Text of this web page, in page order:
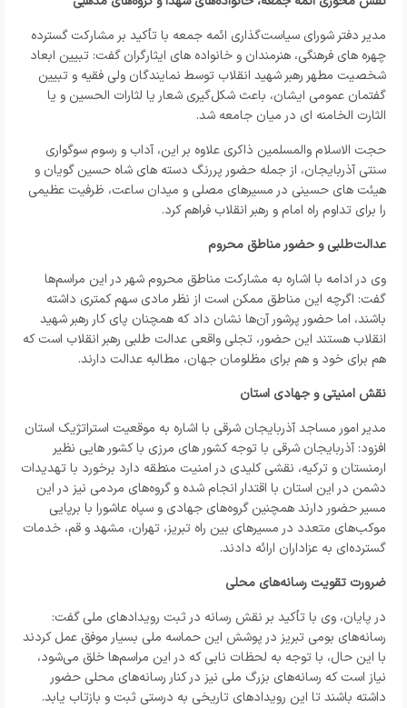
مدیر دفتر شورای سیاست‌گذاری ائمه جمعه با تأکید بر مشارکت گسترده
چهره‌ های فرهنگی، هنرمندان و خانواده‌ های ایثارگران گفت: تبیین ابعاد
شخصیت مطهر رهبر شهید انقلاب توسط نمایندگان ولی فقیه و تبیین
گفتمان عمومی ایشان، باعث شکل‌گیری شعار یا لثارات الحسین و یا
الثارت الخامنه ای در میان جامعه شد.
حجت الاسلام والمسلمین ذاکری علاوه بر این، آداب و رسوم سوگواری
سنتی آذربایجان، از جمله حضور پررنگ دسته‌ های شاه‌ حسین‌ گویان و
هیئت‌ های حسینی در مسیرهای مصلی و میدان ساعت، ظرفیت عظیمی
را برای تداوم راه امام و رهبر انقلاب فراهم کرد.
عدالت‌طلبی و حضور مناطق محروم
وی در ادامه با اشاره به مشارکت مناطق محروم شهر در این مراسم‌ها
گفت: اگرچه این مناطق ممکن است از نظر مادی سهم کمتری داشته
باشند، اما حضور پرشور آن‌ها نشان داد که همچنان پای کار رهبر شهید
انقلاب هستند این حضور، تجلی واقعی عدالت‌ طلبی رهبر انقلاب است که
هم برای خود و هم برای مظلومان جهان، مطالبه عدالت دارند.
نقش امنیتی و جهادی استان
مدیر امور مساجد آذربایجان شرقی با اشاره به موقعیت استراتژیک استان
افزود: آذربایجان شرقی با توجه کشور های مرزی با کشور هایی نظیر
ارمنستان و ترکیه، نقشی کلیدی در امنیت منطقه دارد برخورد با تهدیدات
دشمن در این استان با اقتدار انجام شده و گروه‌های مردمی نیز در این
مسیر حضور دارند همچنین گروه‌های جهادی و سپاه عاشورا با برپایی
موکب‌های متعدد در مسیرهای بین راه تبریز، تهران، مشهد و قم، خدمات
گسترده‌ای به عزاداران ارائه دادند.
ضرورت تقویت رسانه‌های محلی
در پایان، وی با تأکید بر نقش رسانه در ثبت رویدادهای ملی گفت:
رسانه‌های بومی تبریز در پوشش این حماسه ملی بسیار موفق عمل کردند
با این حال، با توجه به لحظات نابی که در این مراسم‌ها خلق می‌شود،
نیاز است که رسانه‌های بزرگ ملی نیز در کنار رسانه‌های محلی حضور
داشته باشند تا این رویدادهای تاریخی به درستی ثبت و بازتاب یابد.